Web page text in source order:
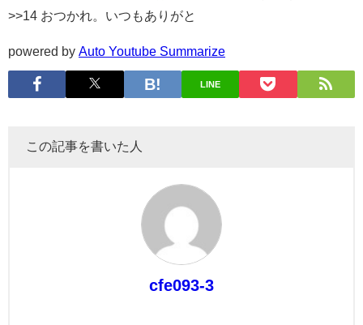
>>14 おつかれ。いつもありがと
powered by Auto Youtube Summarize
LINE
この記事を書いた人
cfe093-3